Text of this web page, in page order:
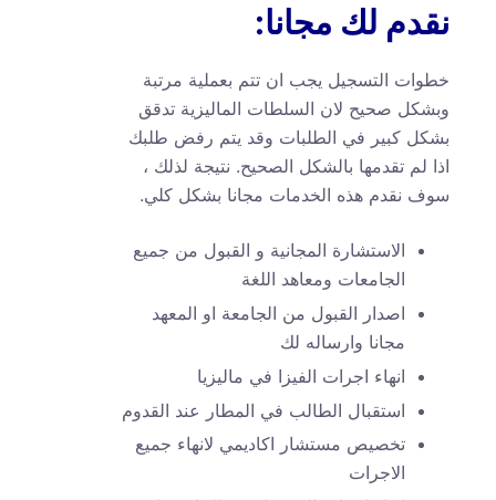
نقدم لك مجانا:
خطوات التسجيل يجب ان تتم بعملية مرتبة
وبشكل صحيح لان السلطات الماليزية تدقق
بشكل كبير في الطلبات وقد يتم رفض طلبك
اذا لم تقدمها بالشكل الصحيح. نتيجة لذلك ،
سوف نقدم هذه الخدمات مجانا بشكل كلي.
الاستشارة المجانية و القبول من جميع
الجامعات ومعاهد اللغة
​اصدار القبول من الجامعة او المعهد
مجانا وارساله لك
انهاء اجرات الفيزا في ماليزيا
استقبال الطالب في المطار عند القدوم
تخصيص مستشار اكاديمي لانهاء جميع
الاجرات